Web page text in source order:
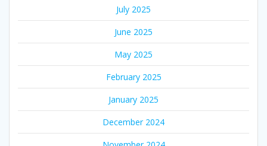
July 2025
June 2025
May 2025
February 2025
January 2025
December 2024